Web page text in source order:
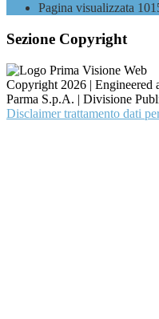
Pagina visualizzata
Sezione Copyright
Copyright 2026 | Engineered
Parma S.p.A. | Divisione
Disclaimer trattamento dati